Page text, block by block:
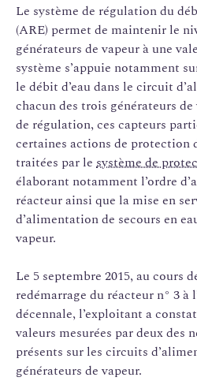
Le système de régulation du
(ARE) permet de maintenir le
générateurs de vapeur à une
système s’appuie notamment
le débit d’eau dans le circuit
chacun des trois générateurs
de régulation, ces capteurs
certaines actions de protection
traitées par le système de
élaborant notamment l’ordre
réacteur ainsi que la mise en
d’alimentation de secours en
vapeur.
Le 5 septembre 2015, au cours
redémarrage du réacteur n° 3 à
décennale, l’exploitant a
valeurs mesurées par deux des
présents sur les circuits
générateurs de vapeur.